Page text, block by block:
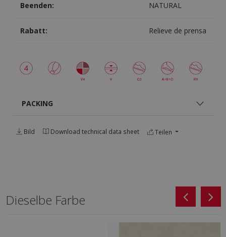
Beenden: NATURAL
Rabatt: Relieve de prensa
PACKING
Bild Download technical data sheet Teilen
Dieselbe Farbe